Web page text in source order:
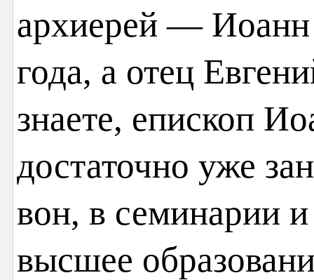
архиерей —
года, а отец
знаете, епископ
достаточно уже
вон, в семинарии
высшее